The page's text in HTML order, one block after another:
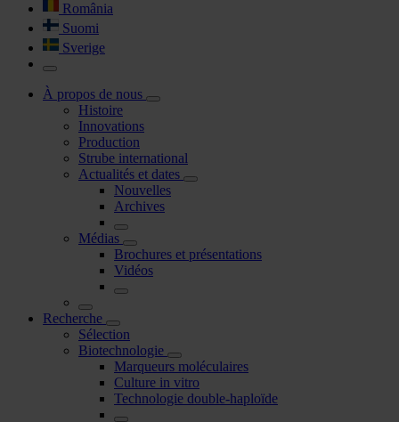
România
Suomi
Sverige
À propos de nous
Histoire
Innovations
Production
Strube international
Actualités et dates
Nouvelles
Archives
Médias
Brochures et présentations
Vidéos
Recherche
Sélection
Biotechnologie
Marqueurs moléculaires
Culture in vitro
Technologie double-haploïde